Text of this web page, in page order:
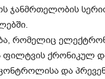
ჯანმრთელობის
რომელიც
ქრონიკულ
და